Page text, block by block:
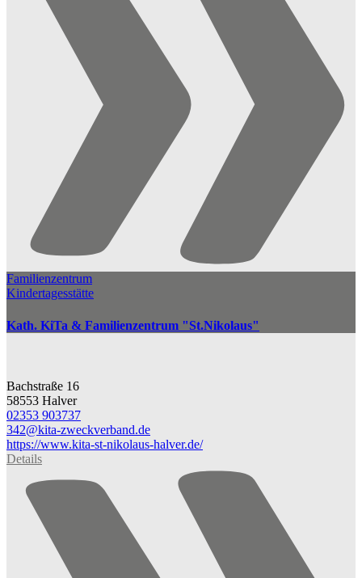
Familienzentrum
Kindertagesstätte
Kath. KiTa & Familienzentrum "St.Nikolaus"
Bachstraße 16
58553 Halver
02353 903737
342@​kita-zweckverband.de
https://www.kita-st-nikolaus-halver.de/
Details